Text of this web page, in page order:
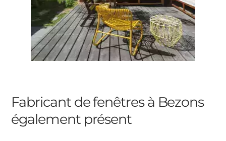
Fabricant de fenêtres à Bezons
également présent